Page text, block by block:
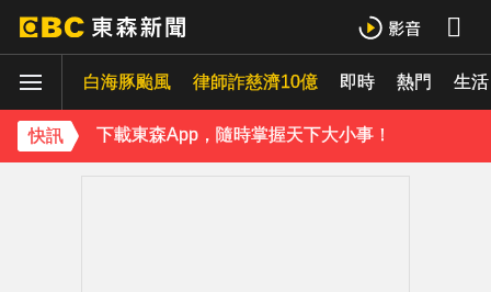
白海豚颱風 律師詐慈濟10億 即時 熱門 生活
快訊
下載東森App，隨時掌握天下大小事！